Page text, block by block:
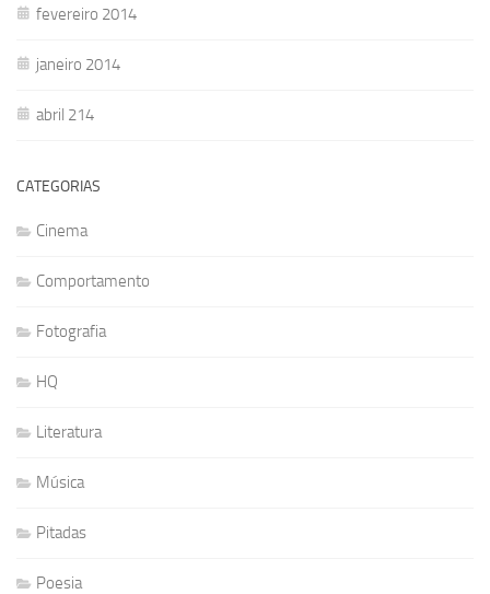
fevereiro 2014
janeiro 2014
abril 214
CATEGORIAS
Cinema
Comportamento
Fotografia
HQ
Literatura
Música
Pitadas
Poesia